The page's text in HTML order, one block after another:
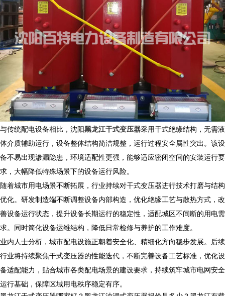
与传统配电设备相比，沈阳黑龙江干式变压器采用干式绝缘结构，无需液
体介质辅助运行，设备整体结构简洁规整，运行过程安全属性突出。该设
备不易出现渗漏隐患，环境适配性更强，能够适应密闭空间的安装运行要
求，大幅降低特殊场景下的设备运行风险。
随着城市用电场景不断拓展，行业持续对干式变压器进行技术打磨与结构
优化。研发制造端不断调整设备内部构造，优化绝缘工艺与散热方式，改
善设备运行状态，提升设备长期运行的稳定性，适配城区不间断的用电需
求。同时简化设备运维结构，降低日常检修与养护的工作难度。
业内人士分析，城市配电设施正朝着安全化、精细化方向稳步发展。后续
行业将持续聚焦干式变压器的性能迭代，不断完善设备工艺标准，优化设
备适配能力，贴合城市各类配电场景的建设要求，持续筑牢城市电网安全
运行基础，保障区域用电秩序稳定有序。